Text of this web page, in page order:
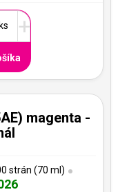
+
magenta -
strán (70 ml)